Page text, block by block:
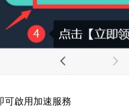
可啟用加速服務